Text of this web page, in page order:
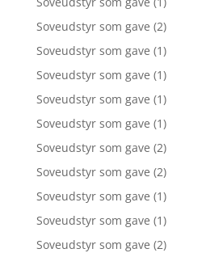
Soveudstyr som gave (2)
Soveudstyr som gave (1)
Soveudstyr som gave (1)
Soveudstyr som gave (1)
Soveudstyr som gave (1)
Soveudstyr som gave (2)
Soveudstyr som gave (2)
Soveudstyr som gave (1)
Soveudstyr som gave (1)
Soveudstyr som gave (2)